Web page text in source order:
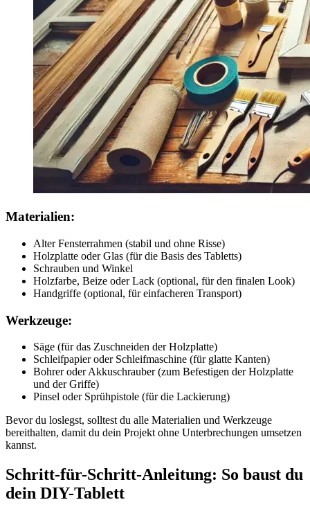
Materialien:
Alter Fensterrahmen (stabil und ohne Risse)
Holzplatte oder Glas (für die Basis des Tabletts)
Schrauben und Winkel
Holzfarbe, Beize oder Lack (optional, für den finalen Look)
Handgriffe (optional, für einfacheren Transport)
Werkzeuge:
Säge (für das Zuschneiden der Holzplatte)
Schleifpapier oder Schleifmaschine (für glatte Kanten)
Bohrer oder Akkuschrauber (zum Befestigen der Holzplatte
und der Griffe)
Pinsel oder Sprühpistole (für die Lackierung)
Bevor du loslegst, solltest du alle Materialien und Werkzeuge
bereithalten, damit du dein Projekt ohne Unterbrechungen umsetzen
kannst.
Schritt-für-Schritt-Anleitung: So baust du
dein DIY-Tablett